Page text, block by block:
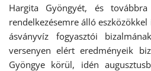
Hargita Gyöngyét, és
rendelkezésemre álló
ásványvíz fogyasztói
versenyen elért eredményeik
Gyöngye körül, idén